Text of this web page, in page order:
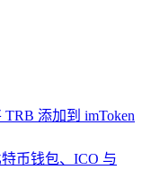
添加到 imToken
币钱包、ICO 与